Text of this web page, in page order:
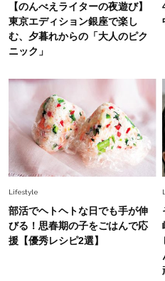
Fashion 2026.8.5
オシャレ40代の
Fashion
【40代のTシャ
いめハーフパン
Fashion
とくせ黒ワンピ
Fashion
スタイリストが
やぐ【甘め黒ア
【のんべえライターの夜遊び】
東京エディション銀座で楽し
む、夕暮れからの「大人のピク
ニック」
Lifestyle
部活でヘトヘトな日でも手が伸
びる！思春期の子をごはんで応
援【優秀レシピ2選】